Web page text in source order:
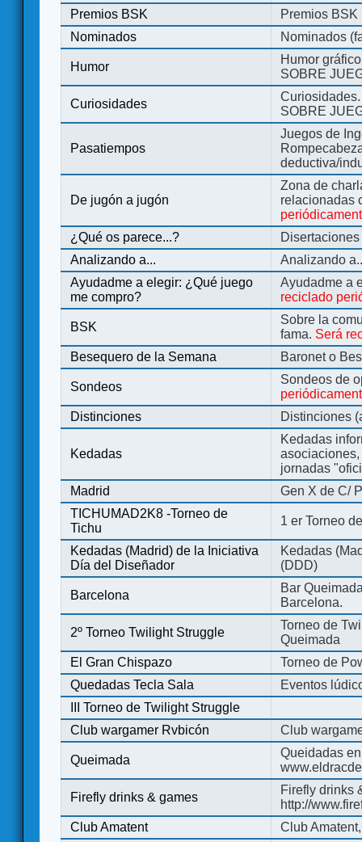
Premios BSK
Premios BSK
Nominados
Nominados
Humor
Humor
SOBRE
Curiosidades
SOBRE
Pasatiempos
Juegos de
deductiva/
De jugón a jugón
Zona de
relacionadas
¿Qué os parece...?
Analizando a...
Analizando
Ayudadme a elegir: ¿Qué juego
me compro?
Ayudadme a
reciclado
BSK
Sobre la
fama. Será
Besequero de la Semana
Baronet o
Sondeos
Sondeos de
Distinciones
Distinciones
Kedadas
Kedadas
jornadas
Madrid
Gen X de C/
TICHUMAD2K8 -Torneo de
Tichu
1 er Torneo
Kedadas (Madrid) de la Iniciativa
Día del Diseñador
Kedadas
(DDD)
Barcelona
Bar
Barcelona.
2º Torneo Twilight Struggle
Torneo de
Queimada
El Gran Chispazo
Torneo de
Quedadas Tecla Sala
Eventos
III Torneo de Twilight Struggle
Club wargamer Rvbicón
Club
Queimada
Queidadas
Firefly drinks & games
Firefly drinks
http://
Club Amatent
Club